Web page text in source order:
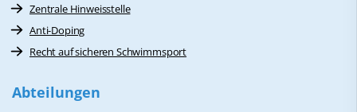
Zentrale Hinweisstelle
Anti-Doping
Recht auf sicheren Schwimmsport
Abteilungen